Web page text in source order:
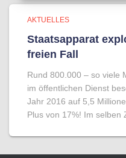
AKTUELLES
Staatsapparat
freien Fall
Rund 800.000 – so viele
im öffentlichen Dienst
Jahr 2016 auf 5,5
Plus von 17%! Im selben